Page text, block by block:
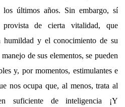
los últimos años. Sin embargo, sí
provista de cierta vitalidad, que
humildad y el conocimiento de su
de sus elementos, se pueden
y, por momentos, estimulantes e
nos ocupa que, al menos, trata al
suficiente de inteligencia ¡Y